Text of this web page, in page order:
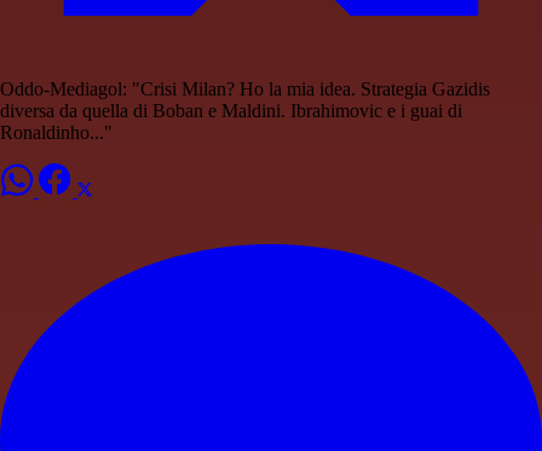
Oddo-Mediagol: "Crisi Milan? Ho la mia idea. Strategia Gazidis
diversa da quella di Boban e Maldini. Ibrahimovic e i guai di
Ronaldinho..."